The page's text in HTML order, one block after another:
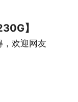
】
，欢迎网友